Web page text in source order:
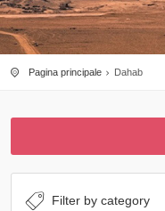
Pagina principale Dahab